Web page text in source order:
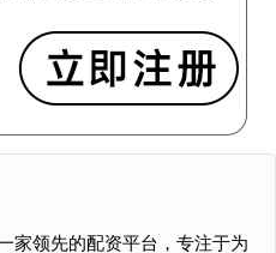
家领先的配资平台，专注于为